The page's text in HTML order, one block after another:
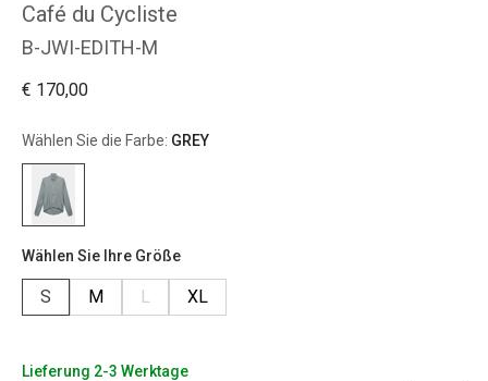
Café du Cycliste
B-JWI-EDITH-M
€ 170,00
Wählen Sie die Farbe: GREY
Wählen Sie Ihre Größe
S M L XL
Lieferung 2-3 Werktage